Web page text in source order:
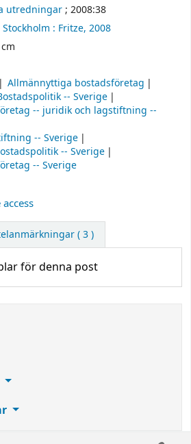
utredningar; 2008:38
Stockholm : Fritze, 2008
Allmännyttiga bostadsföretag
-- Sverige
-- juridik och lagstiftning --
-- Sverige
-- Sverige
-- Sverige
( 3 )
för denna post